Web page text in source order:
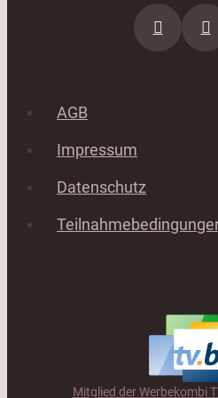
AGB
Impressum
Datenschutz
Mitglied der Werbekombi